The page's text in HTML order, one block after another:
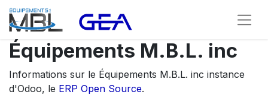
Équipements M.B.L. inc
Informations sur le Équipements M.B.L. inc instance
d'Odoo, le ERP Open Source.